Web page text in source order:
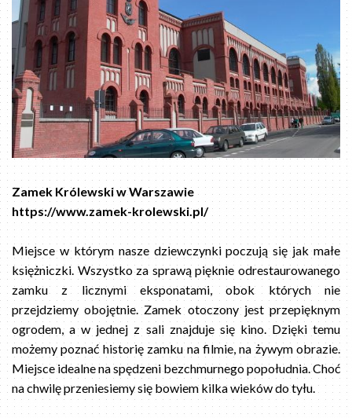
Zamek Królewski w Warszawie
https://www.zamek-krolewski.pl/
Miejsce w którym nasze dziewczynki poczują się jak małe
księżniczki. Wszystko za sprawą pięknie odrestaurowanego
zamku z licznymi eksponatami, obok których nie
przejdziemy obojętnie. Zamek otoczony jest przepięknym
ogrodem, a w jednej z sali znajduje się kino. Dzięki temu
możemy poznać historię zamku na filmie, na żywym obrazie.
Miejsce idealne na spędzeni bezchmurnego popołudnia. Choć
na chwilę przeniesiemy się bowiem kilka wieków do tyłu.